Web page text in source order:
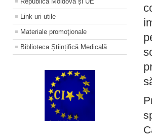
Link-uri utile
Materiale promoţionale
Biblioteca Științifică Medicală